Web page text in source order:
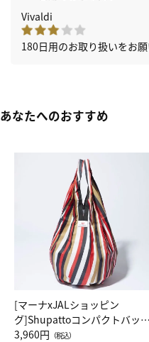
Vivaldi
180日用のお取り扱いをお願
あなたへのおすすめ
[マーナxJALショッピン
グ]Shupattoコンパクトバッグ
Drop JAL客室乗務員（LC）ス
3,960円 （税込）